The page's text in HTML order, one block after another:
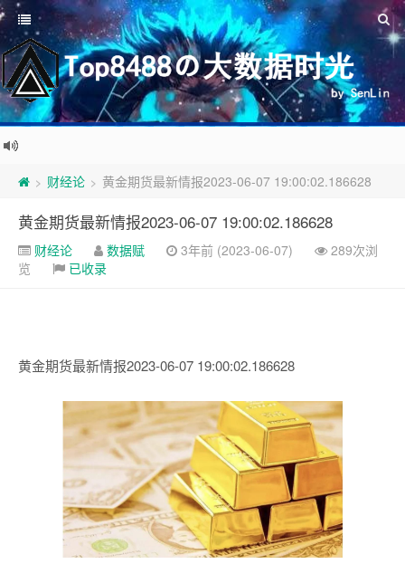
> 财经论 > 黄金期货最新情报2023-06-07 19:00:02.186628
黄金期货最新情报2023-06-07 19:00:02.186628
财经论 数据赋 3年前 (2023-06-07)
289次浏
览
已收录
黄金期货最新情报2023-06-07 19:00:02.186628